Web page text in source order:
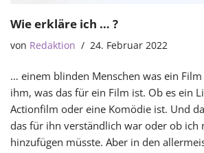
Wie erkläre ich … ?
von Redaktion 24. Februar 2022
… einem blinden Menschen was ein Film
ihm, was das für ein Film ist. Ob es ein
Actionfilm oder eine Komödie ist. Und
das für ihn verständlich war oder ob ich
hinzufügen müsste. Aber in den